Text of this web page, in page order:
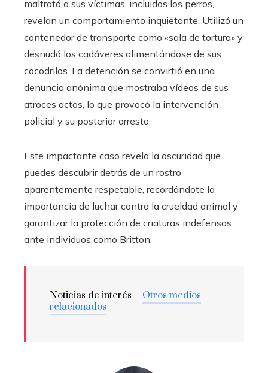
maltrató a sus víctimas, incluidos los perros,
revelan un comportamiento inquietante. Utilizó un
contenedor de transporte como «sala de tortura» y
desnudó los cadáveres alimentándose de sus
cocodrilos. La detención se convirtió en una
denuncia anónima que mostraba vídeos de sus
atroces actos, lo que provocó la intervención
policial y su posterior arresto.
Este impactante caso revela la oscuridad que
puedes descubrir detrás de un rostro
aparentemente respetable, recordándote la
importancia de luchar contra la crueldad animal y
garantizar la protección de criaturas indefensas
ante individuos como Britton.
Noticias de interés – Otros medios
relacionados